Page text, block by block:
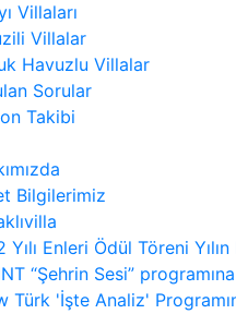
Villaları
Villalar
Havuzlu Villalar
Sorular
Takibi
Bilgilerimiz
Yılı Enleri Ödül Töreni
“Şehrin Sesi”
Türk 'İşte Analiz'